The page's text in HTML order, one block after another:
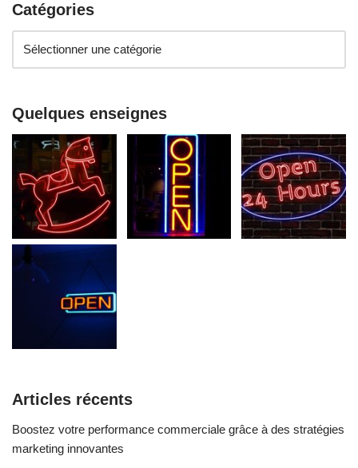
Catégories
Quelques enseignes
Articles récents
Boostez votre performance commerciale grâce à des stratégies
marketing innovantes